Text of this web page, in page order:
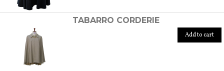
TABARRO CORDERIE
Add to cart